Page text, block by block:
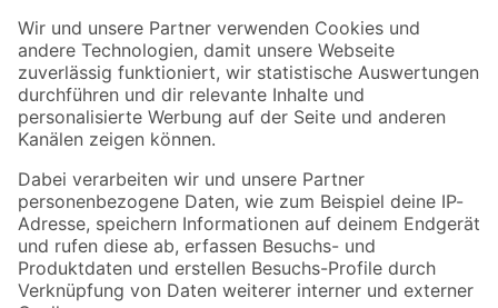
Der toom Newsletter: Keine Angebote und Aktionen mehr verpassen!
Zur Newsletter Anmeldung
Folge uns
Zahlungsarten Versandarten